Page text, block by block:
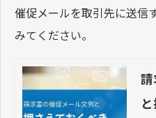
催促メールを取引先に送信
みてください。